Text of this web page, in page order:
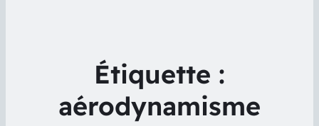
Étiquette :
aérodynamisme